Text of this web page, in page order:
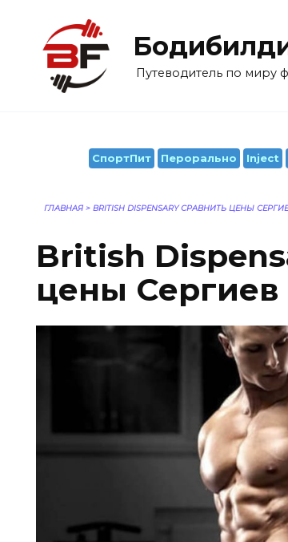
содержанию
Путеводитель по миру
СпортПит Перорально Inject
ГЛАВНАЯ > BRITISH DISPENSARY СРАВНИТЬ ЦЕНЫ
British
цены Сергиев